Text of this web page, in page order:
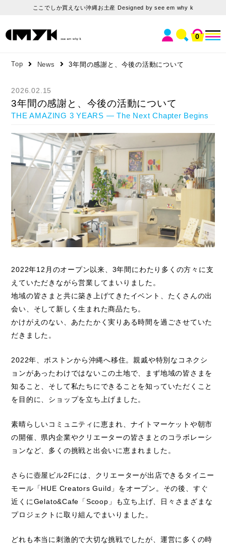
ここでしか買えない沖縄お土産 Designed by see em why k
0
Top News 3年間の感謝と、今後の活動について
2026.02.15
3年間の感謝と、今後の活動について
THE AMAZING 3 YEARS — The Next Chapter Begins
2022年12月のオープン以来、3年間にわたり多くの方々に支
えていただきながら営業してまいりました。
地域の皆さまと共に築き上げてきたイベント、たくさんの出
会い、そして新しく生まれた商品たち。
かけがえのない、あたたかく実りある時間を過ごさせていた
だきました。
2022年、ボストンから沖縄へ移住。親戚や特別なコネクシ
ョンがあったわけではないこの土地で、まず地域の皆さまを
知ること、そして私たちにできることを知っていただくこと
を目的に、ショップを立ち上げました。
素晴らしいコミュニティに恵まれ、ナイトマーケットや朝市
の開催、県内企業やクリエーターの皆さまとのコラボレーシ
ョンなど、多くの挑戦と出会いに恵まれました。
さらに壺屋ビル2Fには、クリエーターが出店できるタイニー
モール「HUE Creators Guild」をオープン。その後、すぐ
近くにGelato&Cafe「Scoop」も立ち上げ、日々さまざまな
プロジェクトに取り組んでまいりました。
どれも本当に刺激的で大切な挑戦でしたが、運営に多くの時